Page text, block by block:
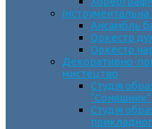
Інструментальна
Ансамбль
Оркестр
Оркестр
Декоративно-
мистецтво
Cтудія
“Соняшник”
Студія